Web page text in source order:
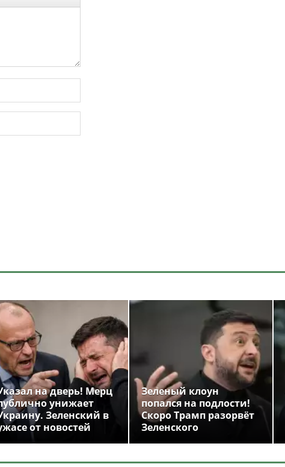
на дверь! Мерц
унижает
Зеленский в
от новостей
Зеленый клоун
попался на подлости!
Скоро Трамп разорвёт
Зеленского